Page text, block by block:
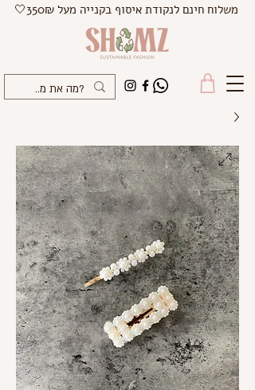
משלוח חינם לנקודת איסוף בקנייה מעל 350₪🤍